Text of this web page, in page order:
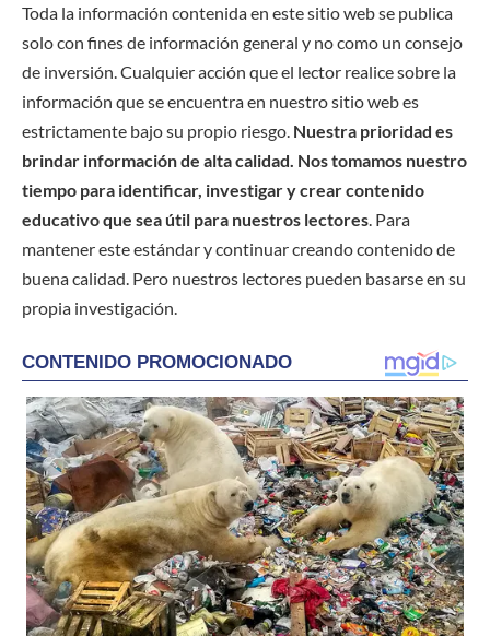
Toda la información contenida en este sitio web se publica
solo con fines de información general y no como un consejo
de inversión. Cualquier acción que el lector realice sobre la
información que se encuentra en nuestro sitio web es
estrictamente bajo su propio riesgo. Nuestra prioridad es
brindar información de alta calidad. Nos tomamos nuestro
tiempo para identificar, investigar y crear contenido
educativo que sea útil para nuestros lectores . Para
mantener este estándar y continuar creando contenido de
buena calidad. Pero nuestros lectores pueden basarse en su
propia investigación.